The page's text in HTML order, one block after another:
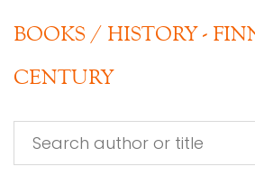
BOOKS / HISTORY -
CENTURY